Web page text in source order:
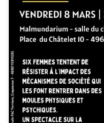
Bienvenue le vendredi
Malmedy pour
Théâtre de la
internationale des
sexisme ordinaire, les